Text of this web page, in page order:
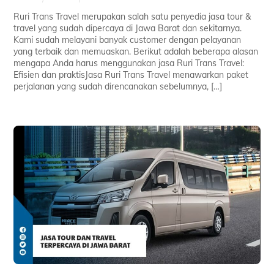
Ruri Trans Travel merupakan salah satu penyedia jasa tour &
travel yang sudah dipercaya di Jawa Barat dan sekitarnya.
Kami sudah melayani banyak customer dengan pelayanan
yang terbaik dan memuaskan. Berikut adalah beberapa alasan
mengapa Anda harus menggunakan jasa Ruri Trans Travel:
Efisien dan praktisJasa Ruri Trans Travel menawarkan paket
perjalanan yang sudah direncanakan sebelumnya, […]